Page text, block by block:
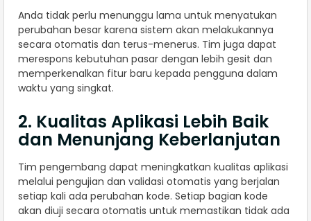
Anda tidak perlu menunggu lama untuk menyatukan
perubahan besar karena sistem akan melakukannya
secara otomatis dan terus-menerus. Tim juga dapat
merespons kebutuhan pasar dengan lebih gesit dan
memperkenalkan fitur baru kepada pengguna dalam
waktu yang singkat.
2. Kualitas Aplikasi Lebih Baik
dan Menunjang Keberlanjutan
Tim pengembang dapat meningkatkan kualitas aplikasi
melalui pengujian dan validasi otomatis yang berjalan
setiap kali ada perubahan kode. Setiap bagian kode
akan diuji secara otomatis untuk memastikan tidak ada